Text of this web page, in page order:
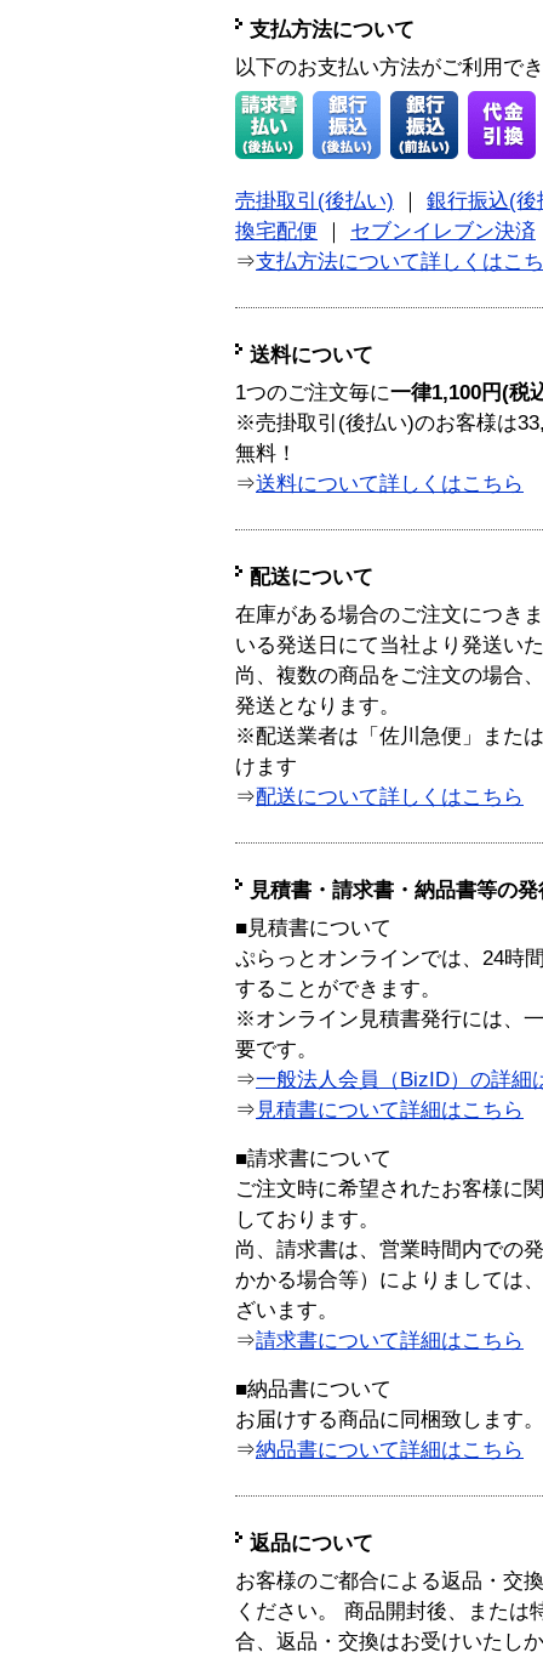
支払方法について
以下のお支払い方法がご利用で
売掛取引(後払い)
銀行振込(後
換宅配便
セブンイレブン決済
⇒支払方法について詳しくはこ
送料について
1つのご注文毎に一律1,100円(税
※売掛取引(後払い)のお客様は
無料！
⇒送料について詳しくはこちら
配送について
在庫がある場合のご注文につき
いる発送日にて当社より発送い
尚、複数の商品をご注文の場合
発送となります。
※配送業者は「佐川急便」また
けます
⇒配送について詳しくはこちら
見積書・請求書・納品書等の
■見積書について
ぷらっとオンラインでは、24時
することができます。
※オンライン見積書発行には、
要です。
⇒一般法人会員（BizID）の詳細
⇒ 見積書について詳細はこちら
■請求書について
ご注文時に希望されたお客様に
しております。
尚、請求書は、営業時間内での
かかる場合等）によりましては
ざいます。
⇒請求書について詳細はこちら
■納品書について
お届けする商品に同梱致します。
⇒納品書について詳細はこちら
返品について
お客様のご都合による返品・交
ください。 商品開封後、または
合、返品・交換はお受けいたし